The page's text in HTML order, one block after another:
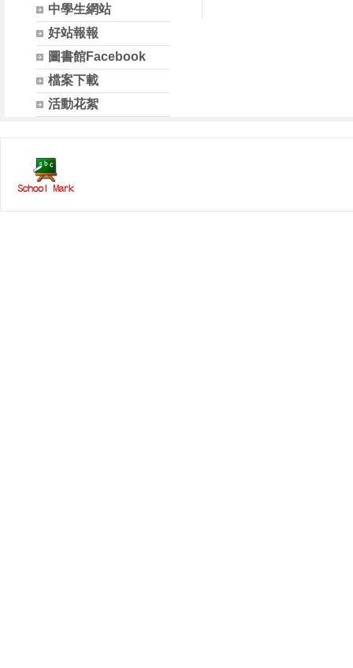
中學生網站
好站報報
圖書館Facebook
檔案下載
活動花絮